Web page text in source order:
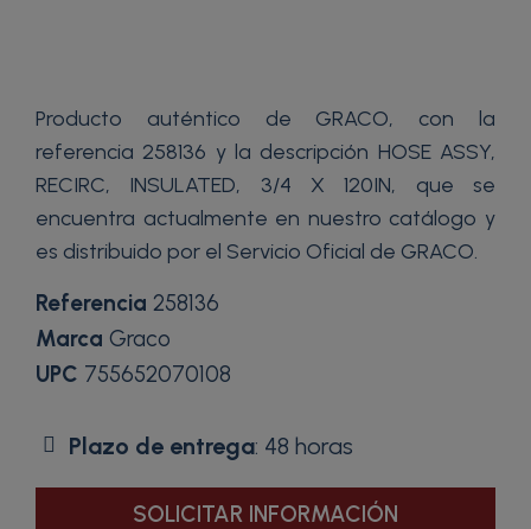
Producto auténtico de GRACO, con la
referencia 258136 y la descripción HOSE ASSY,
RECIRC, INSULATED, 3/4 X 120IN, que se
encuentra actualmente en nuestro catálogo y
es distribuido por el Servicio Oficial de GRACO.
Referencia 258136
Marca Graco
UPC 755652070108
Plazo de entrega: 48 horas
SOLICITAR INFORMACIÓN